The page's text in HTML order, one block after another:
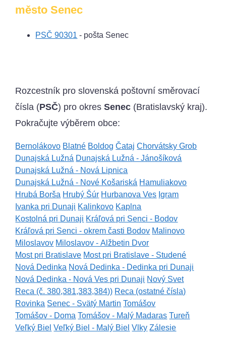
město Senec
PSČ 90301 - pošta Senec
Rozcestník pro slovenská poštovní směrovací
čísla (PSČ) pro okresSenec (Bratislavský kraj).
Pokračujte výběrem obce:
Bernolákovo Blatné Boldog Čataj Chorvátsky Grob
Dunajská Lužná Dunajská Lužná - Jánošíková
Dunajská Lužná - Nová Lipnica
Dunajská Lužná - Nové Košariská Hamuliakovo
Hrubá Borša Hrubý Šúr Hurbanova Ves Igram
Ivanka pri Dunaji Kalinkovo Kaplna
Kostolná pri Dunaji Kráľová pri Senci - Bodov
Kráľová pri Senci - okrem časti Bodov Malinovo
Miloslavov Miloslavov - Alžbetin Dvor
Most pri Bratislave Most pri Bratislave - Studené
Nová Dedinka Nová Dedinka - Dedinka pri Dunaji
Nová Dedinka - Nová Ves pri Dunaji Nový Svet
Reca (č. 380,381,383,384)) Reca (ostatné čísla)
Rovinka Senec - Svätý Martin Tomášov
Tomášov - Doma Tomášov - Malý Madaras Tureň
Veľký Biel Veľký Biel - Malý Biel Vlky Zálesie